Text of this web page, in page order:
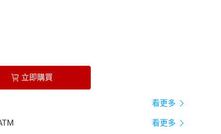
立即購買
看更多
看更多